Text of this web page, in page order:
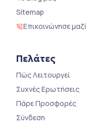
Sitemap
Επικοινώνησε
Πελάτες
Πώς Λειτουργεί
Συχνές Ερωτήσεις
Πάρε Προσφορές
Σύνδεση